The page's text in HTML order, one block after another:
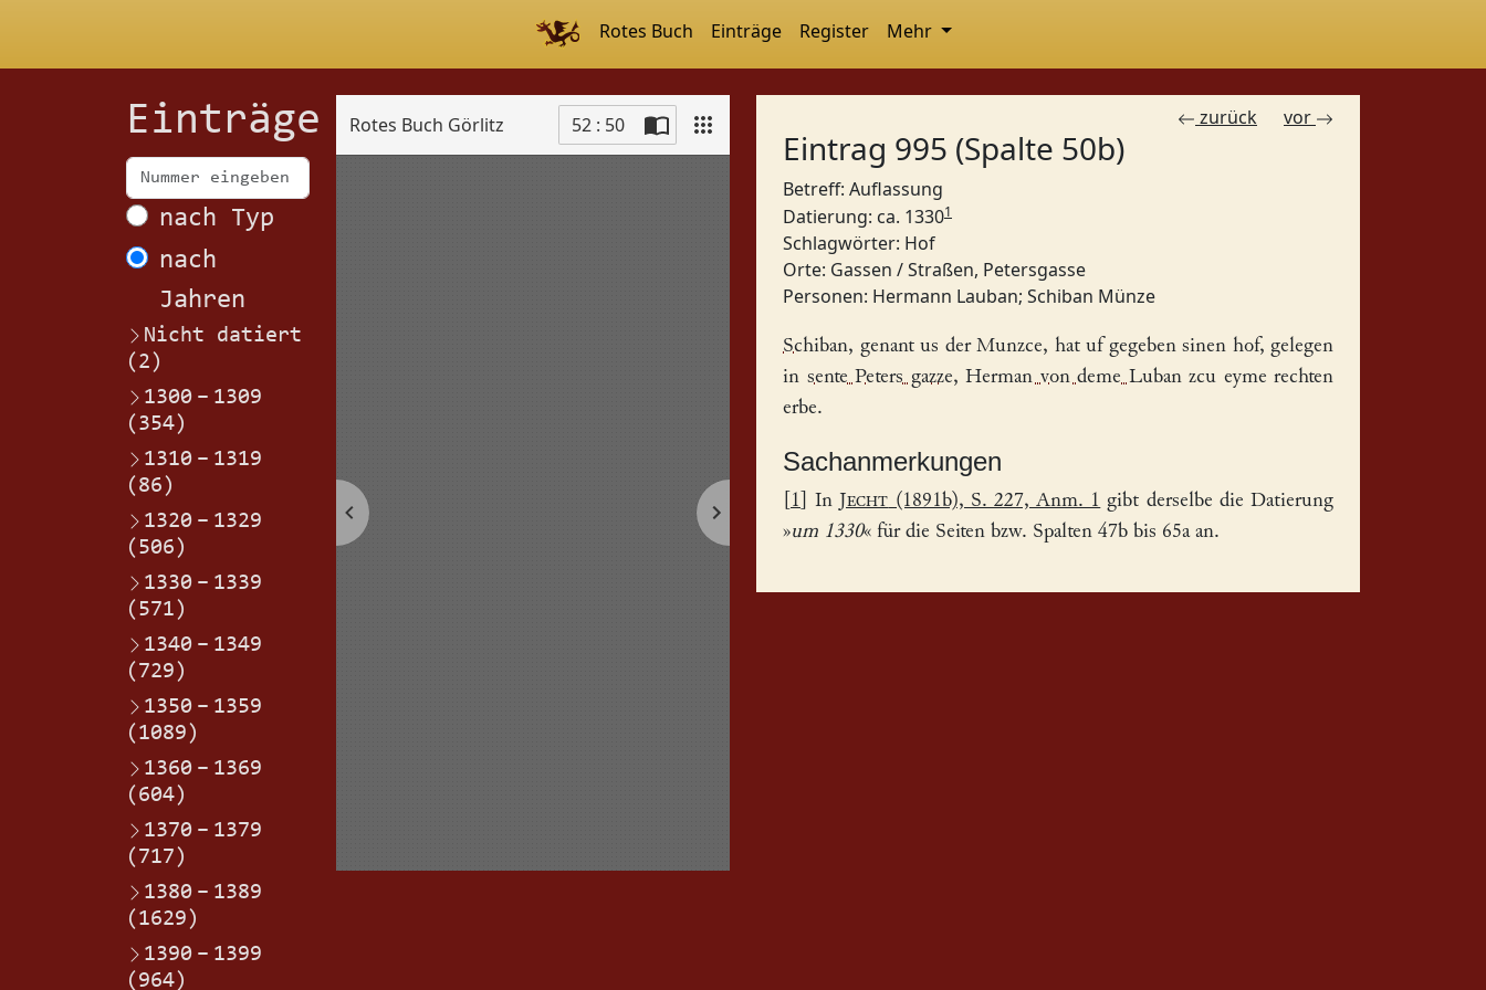
Rotes Buch Einträge Register Mehr
Einträge
nach Typ
nach
Jahren
Nicht datiert
(2)
1300 – 1309
(354)
1310 – 1319
(86)
1320 – 1329
(506)
1330 – 1339
(571)
1340 – 1349
(729)
1350 – 1359
(1089)
1360 – 1369
(604)
1370 – 1379
(717)
1380 – 1389
(1629)
1390 – 1399
(964)
Rotes Buch Görlitz 52 : 50 zurück vor
Eintrag 995 (Spalte 50b)
Betreff: Auflassung
Datierung: ca. 13301
Schlagwörter: Hof
Orte: Gassen / Straßen, Petersgasse
Personen: Hermann Lauban; Schiban Münze
Schiban, genant us der Munzce, hat uf gegeben sinen hof, gelegen
in sente Peters gazze, Herman von deme Lubanzcu eyme rechten
erbe.
Sachanmerkungen
1 ] In Jecht (1891b), S. 227, Anm. 1 gibt derselbe die Datierung
»um 1330« für die Seiten bzw. Spalten 47b bis 65a an.